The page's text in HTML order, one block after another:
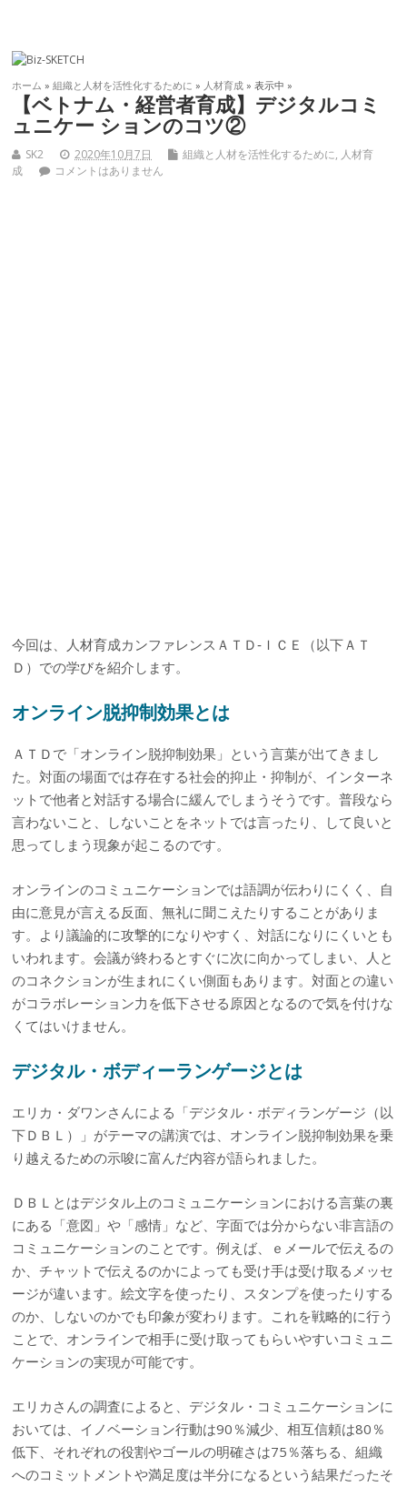
ホーム »組織と人材を活性化するために » 人材育成 » 表示中 »
【ベトナム・経営者育成】デジタルコミ
ュニケー ションのコツ②
SK2 2020年10月7日 組織と人材を活性化するために, 人材育
成
コメントはありません
今回は、人材育成カンファレンスＡＴＤ‐ＩＣＥ（以下ＡＴ
Ｄ）での学びを紹介します。
オンライン脱抑制効果とは
ＡＴＤで「オンライン脱抑制効果」という言葉が出てきまし
た。対面の場面では存在する社会的抑止・抑制が、インターネ
ットで他者と対話する場合に緩んでしまうそうです。普段なら
言わないこと、しないことをネットでは言ったり、して良いと
思ってしまう現象が起こるのです。
オンラインのコミュニケーションでは語調が伝わりにくく、自
由に意見が言える反面、無礼に聞こえたりすることがありま
す。より議論的に攻撃的になりやすく、対話になりにくいとも
いわれます。会議が終わるとすぐに次に向かってしまい、人と
のコネクションが生まれにくい側面もあります。対面との違い
がコラボレーション力を低下させる原因となるので気を付けな
くてはいけません。
デジタル・ボディーランゲージとは
エリカ・ダワンさんによる「デジタル・ボディランゲージ（以
下ＤＢＬ）」がテーマの講演では、オンライン脱抑制効果を乗
り越えるための示唆に富んだ内容が語られました。
ＤＢＬとはデジタル上のコミュニケーションにおける言葉の裏
にある「意図」や「感情」など、字面では分からない非言語の
コミュニケーションのことです。例えば、ｅメールで伝えるの
か、チャットで伝えるのかによっても受け手は受け取るメッセ
ージが違います。絵文字を使ったり、スタンプを使ったりする
のか、しないのかでも印象が変わります。これを戦略的に行う
ことで、オンラインで相手に受け取ってもらいやすいコミュニ
ケーションの実現が可能です。
エリカさんの調査によると、デジタル・コミュニケーションに
おいては、イノベーション行動は90％減少、相互信頼は80％
低下、それぞれの役割やゴールの明確さは75％落ちる、組織
へのコミットメントや満足度は半分になるという結果だったそ